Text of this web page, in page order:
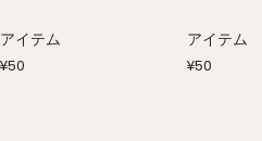
アイテム
セ
ー
¥50
アイテム
セ
ー
¥50